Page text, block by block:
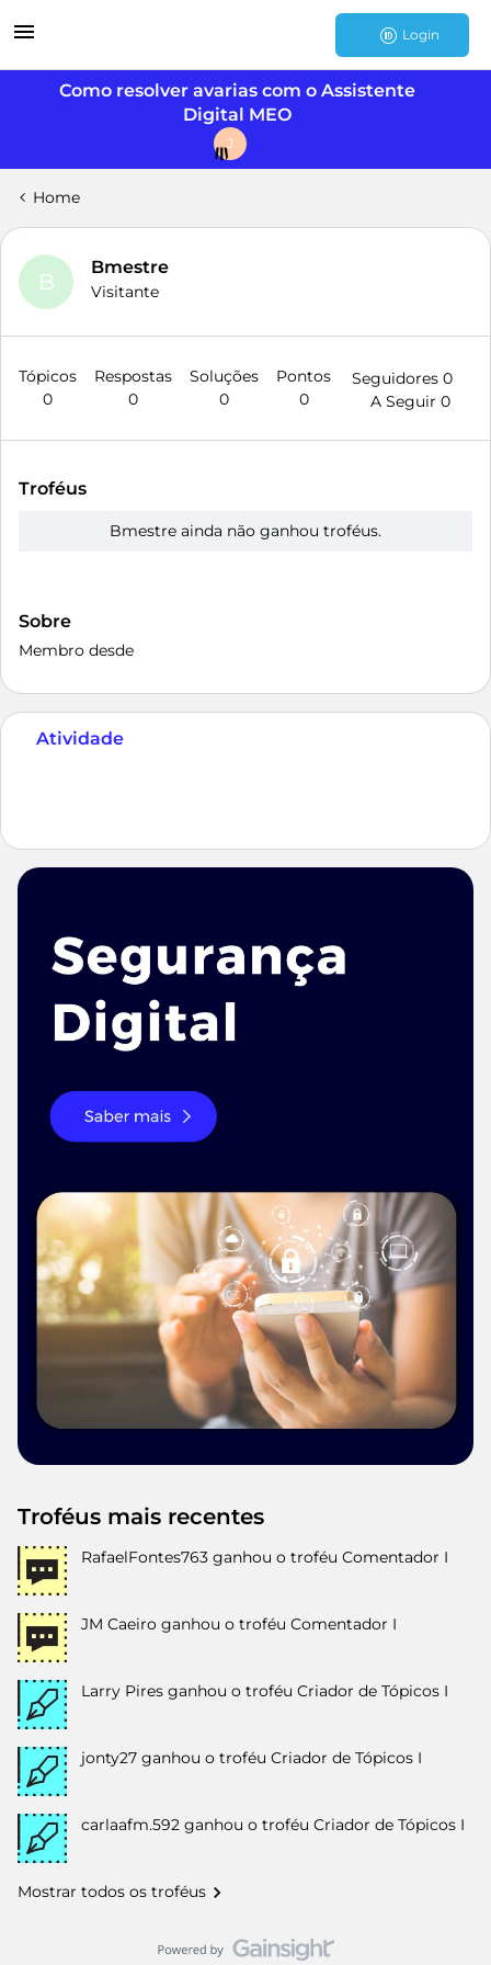
Login
Como resolver avarias com o Assistente
Digital MEO
J
Home
B
Bmestre
Visitante
Tópicos
0
Respostas
0
Soluções
0
Pontos
0
Seguidores 0
A Seguir 0
Troféus
Bmestre ainda não ganhou troféus.
Sobre
Membro desde
Atividade
Troféus mais recentes
RafaelFontes763 ganhou o troféu Comentador I
JM Caeiro ganhou o troféu Comentador I
Larry Pires ganhou o troféu Criador de Tópicos I
jonty27 ganhou o troféu Criador de Tópicos I
carlaafm.592 ganhou o troféu Criador de Tópicos I
Mostrar todos os troféus